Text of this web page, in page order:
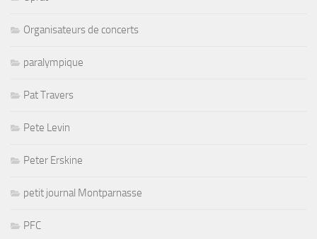
Organisateurs de concerts
paralympique
Pat Travers
Pete Levin
Peter Erskine
petit journal Montparnasse
PFC